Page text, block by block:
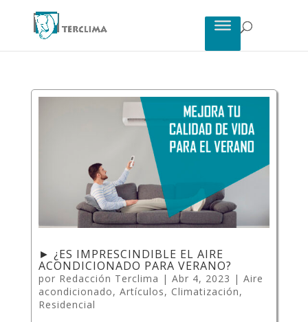
► ¿ES IMPRESCINDIBLE EL AIRE
ACONDICIONADO PARA VERANO?
por Redacción Terclima | Abr 4, 2023 | Aire
acondicionado, Artículos, Climatización,
Residencial